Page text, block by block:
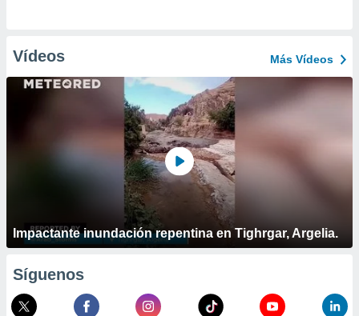
Vídeos Más Vídeos
Impactante inundación repentina en Tighrgar, Argelia.
Síguenos